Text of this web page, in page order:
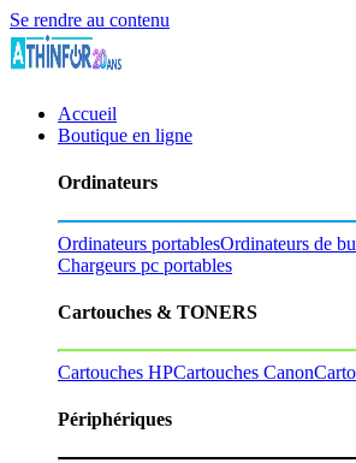
Se rendre au contenu
Accueil
Boutique en ligne
Ordinateurs
Ordinateurs portablesOrdinateurs de
Chargeurs pc portables
Cartouches & TONERS
Cartouches HPCartouches Canon
Périphériques